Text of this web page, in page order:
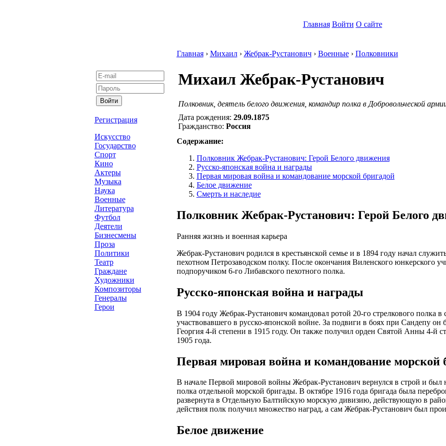
Главная Войти О сайте
Регистрация
Искусство
Государство
Спорт
Кино
Актеры
Музыка
Наука
Военные
Литература
Футбол
Деятели
Бизнесмены
Проза
Политики
Театр
Граждане
Художники
Композиторы
Генералы
Герои
Главная› Михаил› Жебрак-Рустанович› Военные› Полковники
Михаил Жебрак-Рустанович
Полковник, деятель белого движения, командир полка в Добровольческой
Дата рождения: 29.09.1875
Гражданство: Россия
Содержание:
Полковник Жебрак-Рустанович: Герой Белого движения
Русско-японская война и награды
Первая мировая война и командование морской бригадой
Белое движение
Смерть и наследие
Полковник Жебрак-Рустанович: Герой Белого
Ранняя жизнь и военная карьера
Жебрак-Рустанович родился в крестьянской семье и в 1894 году начал
пехотном Петрозаводском полку. После окончания Виленского юнкерского
подпоручиком 6-го Либавского пехотного полка.
Русско-японская война и награды
В 1904 году Жебрак-Рустанович командовал ротой 20-го стрелкового полка в
участвовавшего в русско-японской войне. За подвиги в боях при Сандепу
Георгия 4-й степени в 1915 году. Он также получил орден Святой Анны 4-й
1905 года.
Первая мировая война и командование морской
В начале Первой мировой войны Жебрак-Рустанович вернулся в строй и был
полка отдельной морской бригады. В октябре 1916 года бригада была
развернута в Отдельную Балтийскую морскую дивизию, действующую в
действия полк получил множество наград, а сам Жебрак-Рустанович был
Белое движение